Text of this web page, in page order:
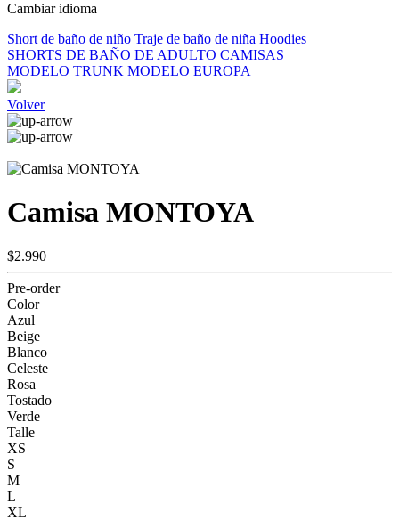
Cambiar idioma
Short de baño de niño Traje de baño de niña Hoodies
SHORTS DE BAÑO DE ADULTO CAMISAS
MODELO TRUNK MODELO EUROPA
Volver
Camisa MONTOYA
$2.990
Pre-order
Color
Azul
Beige
Blanco
Celeste
Rosa
Tostado
Verde
Talle
XS
S
M
L
XL